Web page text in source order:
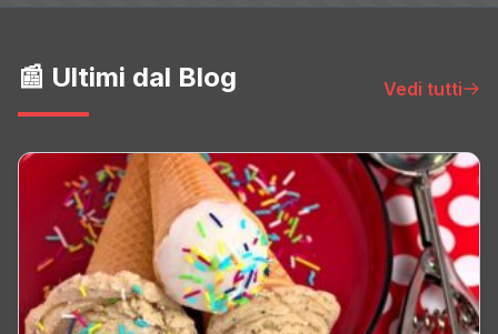
📰 Ultimi dal Blog Vedi tutti